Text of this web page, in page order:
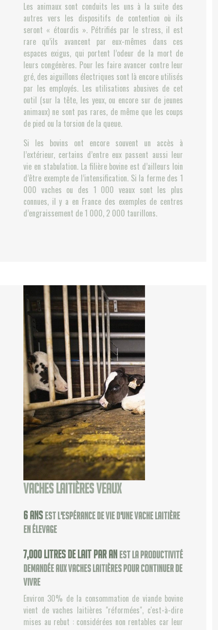
Les animaux sont conduits les uns à la suite des
autres vers les dispositifs de contention où ils
seront « étourdis ». Pétrifiés par le stress, il est
rare qu’ils avancent par eux-mêmes dans ces
espaces exigus, qui portent l’odeur de la mort de
leurs congénères. Pour les faire avancer contre leur
gré, des aiguillons électriques sont là encore utilisés
par les employés. Les utilisations abusives de cet
outil (sur la tête, les yeux, ou encore sur de jeunes
animaux) ne sont pas rares, de même que les coups
de pied ou la torsion de la queue.
Si les bovins ont encore souvent un accès à
l’extérieur, certains d’entre eux passent aussi leur
vie en stabulation. La filière bovine est d’ailleurs loin
d’être exempte de l’intensification. Si la ferme des 1
000 vaches ou des 1 000 veaux sont les plus
connues, il y a en France des exemples de centres
d’engraissement de 1 000, 2 000 taurillons.
Vaches laitières veaux
6ans est l'espérance de vie d'une vache laitière
en élevage
7,000 litres de lait par an est la productivité
demandée aux vaches laitières pour continuer de
vivre
Environ 30% de la consommation de viande bovine
vient de vaches laitières "réformées", c'est-à-dire
mises au rebut : considérées non rentables car leur